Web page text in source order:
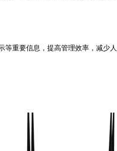
要信息，提高管理效率，减少